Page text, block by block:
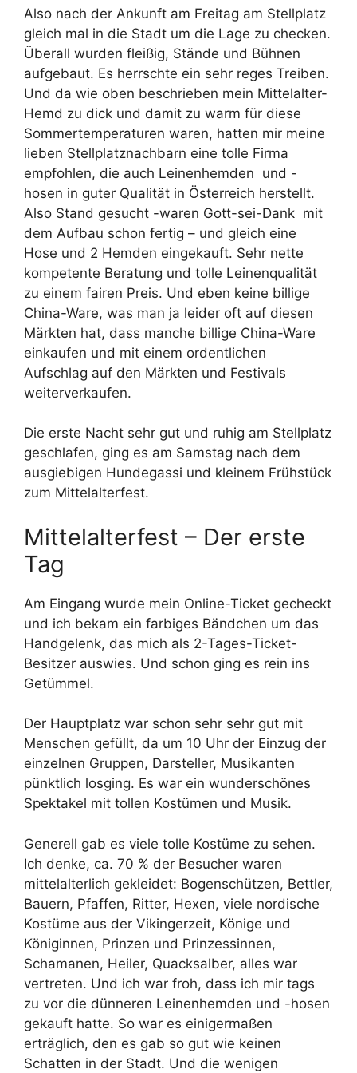
Also nach der Ankunft am Freitag am Stellplatz
gleich mal in die Stadt um die Lage zu checken.
Überall wurden fleißig, Stände und Bühnen
aufgebaut. Es herrschte ein sehr reges Treiben.
Und da wie oben beschrieben mein Mittelalter-
Hemd zu dick und damit zu warm für diese
Sommertemperaturen waren, hatten mir meine
lieben Stellplatznachbarn eine tolle Firma
empfohlen, die auch Leinenhemden und -
hosen in guter Qualität in Österreich herstellt.
Also Stand gesucht -waren Gott-sei-Dank mit
dem Aufbau schon fertig – und gleich eine
Hose und 2 Hemden eingekauft. Sehr nette
kompetente Beratung und tolle Leinenqualität
zu einem fairen Preis. Und eben keine billige
China-Ware, was man ja leider oft auf diesen
Märkten hat, dass manche billige China-Ware
einkaufen und mit einem ordentlichen
Aufschlag auf den Märkten und Festivals
weiterverkaufen.
Die erste Nacht sehr gut und ruhig am Stellplatz
geschlafen, ging es am Samstag nach dem
ausgiebigen Hundegassi und kleinem Frühstück
zum Mittelalterfest.
Mittelalterfest – Der erste
Tag
Am Eingang wurde mein Online-Ticket gecheckt
und ich bekam ein farbiges Bändchen um das
Handgelenk, das mich als 2-Tages-Ticket-
Besitzer auswies. Und schon ging es rein ins
Getümmel.
Der Hauptplatz war schon sehr sehr gut mit
Menschen gefüllt, da um 10 Uhr der Einzug der
einzelnen Gruppen, Darsteller, Musikanten
pünktlich losging. Es war ein wunderschönes
Spektakel mit tollen Kostümen und Musik.
Generell gab es viele tolle Kostüme zu sehen.
Ich denke, ca. 70 % der Besucher waren
mittelalterlich gekleidet: Bogenschützen, Bettler,
Bauern, Pfaffen, Ritter, Hexen, viele nordische
Kostüme aus der Vikingerzeit, Könige und
Königinnen, Prinzen und Prinzessinnen,
Schamanen, Heiler, Quacksalber, alles war
vertreten. Und ich war froh, dass ich mir tags
zu vor die dünneren Leinenhemden und -hosen
gekauft hatte. So war es einigermaßen
erträglich, den es gab so gut wie keinen
Schatten in der Stadt. Und die wenigen